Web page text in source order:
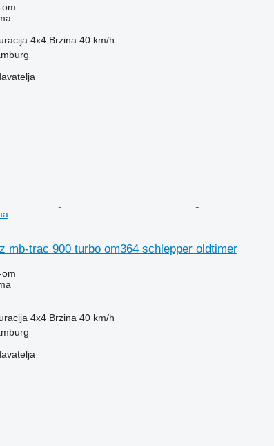
om
4x4 Brzina 40 km/h
mb-trac 900 turbo om364 schlepper oldtimer
om
4x4 Brzina 40 km/h